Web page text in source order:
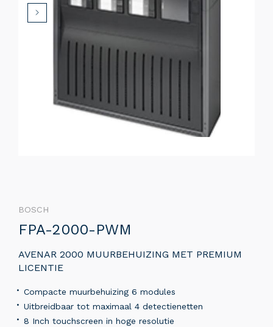
BOSCH
FPA-2000-PWM
AVENAR 2000 MUURBEHUIZING MET PREMIUM
LICENTIE
Compacte muurbehuizing 6 modules
Uitbreidbaar tot maximaal 4 detectienetten
8 Inch touchscreen in hoge resolutie